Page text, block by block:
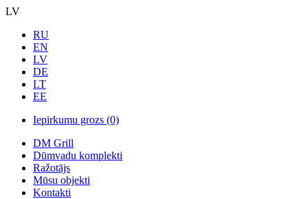
LV
RU
EN
LV
DE
LT
EE
Iepirkumu grozs (0)
DM Grill
Dūmvadu komplekti
Ražotājs
Mūsu objekti
Kontakti